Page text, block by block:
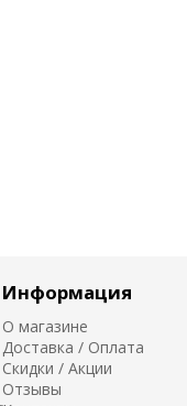
Информация
О магазине
Доставка / Оплата
Скидки / Акции
Отзывы